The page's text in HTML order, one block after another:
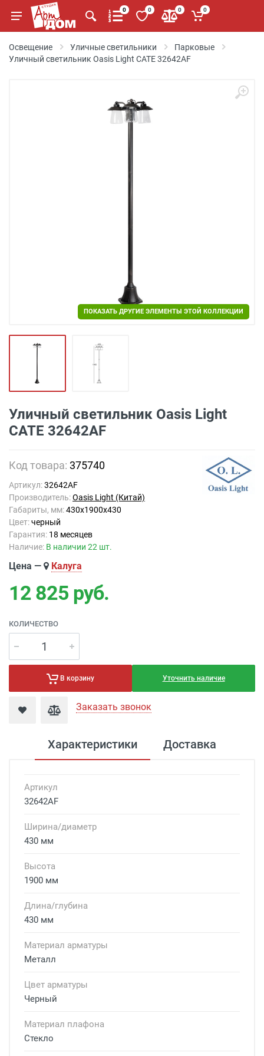
0 0 0 0
Освещение Уличные светильники
Парковые
Уличный светильник Oasis Light CATE 32642AF
ПОКАЗАТЬ ДРУГИЕ ЭЛЕМЕНТЫ ЭТОЙ КОЛЛЕКЦИИ
Уличный светильник Oasis Light
CATE 32642AF
Код товара: 375740
Артикул:32642AF
Производитель:Oasis Light (Китай)
Габариты, мм:430х1900х430
Цвет:черный
Гарантия: 18 месяцев
Наличие: В наличии 22 шт.
Цена — Калуга
12 825 руб.
КОЛИЧЕСТВО
В корзину Уточнить наличие
Заказать звонок
Характеристики Доставка
Артикул
32642AF
Ширина/диаметр
430 мм
Высота
1900 мм
Длина/глубина
430 мм
Материал арматуры
Металл
Цвет арматуры
Черный
Материал плафона
Стекло